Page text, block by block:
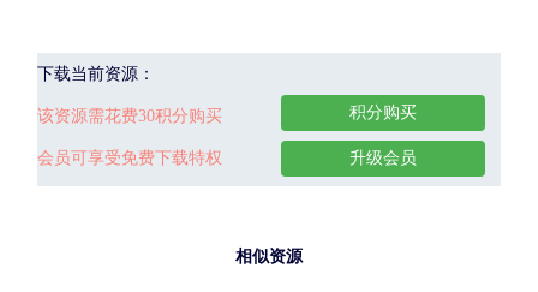
下载当前资源：
该资源需花费30积分购买
会员可享受免费下载特权
积分购买
升级会员
相似资源